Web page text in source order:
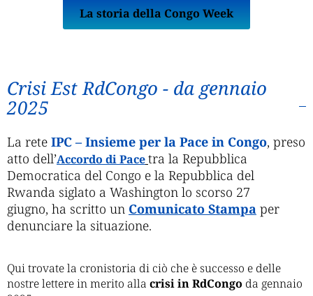
La storia della Congo Week
Crisi Est RdCongo - da gennaio
2025
La rete IPC – Insieme per la Pace in Congo, preso
atto dell’Accordo di Pacetra la Repubblica
Democratica del Congo e la Repubblica del
Rwanda siglato a Washington lo scorso 27
giugno, ha scritto un Comunicato Stampa per
denunciare la situazione.
Qui trovate la cronistoria di ciò che è successo e delle
nostre lettere in merito alla crisi inRdCongo da gennaio